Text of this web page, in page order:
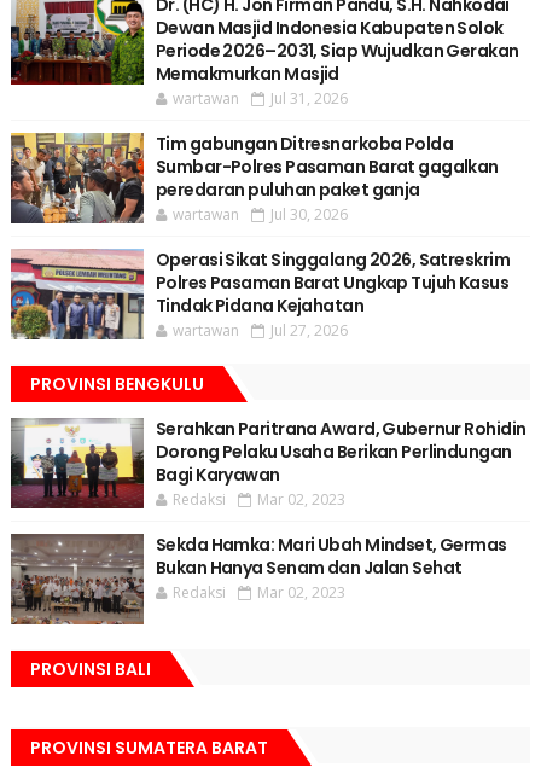
Dr. (HC) H. Jon Firman Pandu, S.H. Nahkodai
Dewan Masjid Indonesia Kabupaten Solok
Periode 2026–2031, Siap Wujudkan Gerakan
Memakmurkan Masjid
wartawan Jul 31, 2026
Tim gabungan Ditresnarkoba Polda
Sumbar-Polres Pasaman Barat gagalkan
peredaran puluhan paket ganja
wartawan Jul 30, 2026
Operasi Sikat Singgalang 2026, Satreskrim
Polres Pasaman Barat Ungkap Tujuh Kasus
Tindak Pidana Kejahatan
wartawan Jul 27, 2026
PROVINSI BENGKULU
Serahkan Paritrana Award, Gubernur Rohidin
Dorong Pelaku Usaha Berikan Perlindungan
Bagi Karyawan
Redaksi Mar 02, 2023
Sekda Hamka: Mari Ubah Mindset, Germas
Bukan Hanya Senam dan Jalan Sehat
Redaksi Mar 02, 2023
PROVINSI BALI
PROVINSI SUMATERA BARAT